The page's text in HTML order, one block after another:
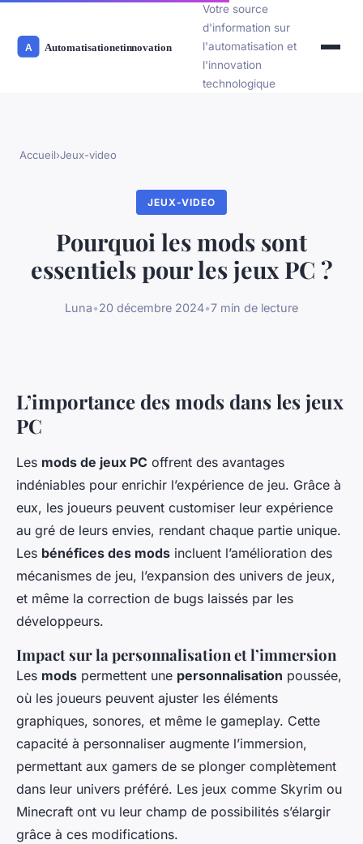
Votre source
d'information sur
l'automatisation et
l'innovation
technologique
Accueil›Jeux-video
JEUX-VIDEO
Pourquoi les mods sont
essentiels pour les jeux PC ?
Luna•20 décembre 2024•7 min de lecture
L’importance des mods dans les jeux
PC
Les mods de jeux PC offrent des avantages
indéniables pour enrichir l’expérience de jeu. Grâce à
eux, les joueurs peuvent customiser leur expérience
au gré de leurs envies, rendant chaque partie unique.
Les bénéfices des mods incluent l’amélioration des
mécanismes de jeu, l’expansion des univers de jeux,
et même la correction de bugs laissés par les
développeurs.
Impact sur la personnalisation et l’immersion
Les mods permettent une personnalisation poussée,
où les joueurs peuvent ajuster les éléments
graphiques, sonores, et même le gameplay. Cette
capacité à personnaliser augmente l’immersion,
permettant aux gamers de se plonger complètement
dans leur univers préféré. Les jeux comme Skyrim ou
Minecraft ont vu leur champ de possibilités s’élargir
grâce à ces modifications.